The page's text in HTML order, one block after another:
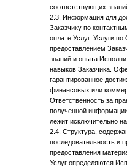
соответствующих
2.3. Информация для
Заказчику по
оплате Услуг. Услуги
предоставлением
знаний и опыта
навыков Заказчика.
гарантированное
финансовых или
Ответственность за
полученной
лежит исключительно на
2.4. Структура,
последовательность и
предоставления
Услуг определяются